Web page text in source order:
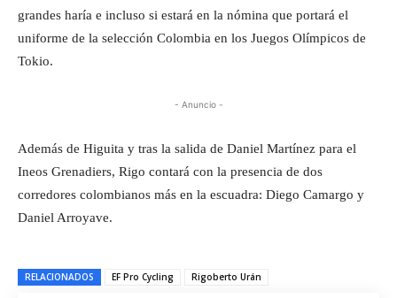
grandes haría e incluso si estará en la nómina que portará el
uniforme de la selección Colombia en los Juegos Olímpicos de
Tokio.
- Anuncio -
Además de Higuita y tras la salida de Daniel Martínez para el
Ineos Grenadiers, Rigo contará con la presencia de dos
corredores colombianos más en la escuadra: Diego Camargo y
Daniel Arroyave.
RELACIONADOS EF Pro Cycling Rigoberto Urán